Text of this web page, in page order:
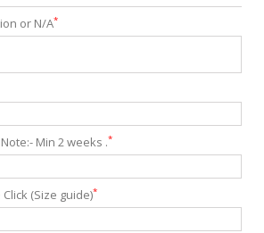
or N/A*
Min 2 weeks .*
(Size guide)*